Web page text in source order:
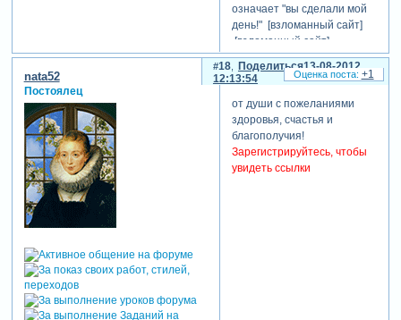
означает "вы сделали мой
день!" [взломанный сайт]
[взломанный сайт]
меня зовут ирина, со мной
можно тоже на ты!!!
))
Поделиться
18
13-08-2012
12:13:54
nata52
Постоялец
от души с пожеланиями
здоровья, счастья и
благополучия!
Зарегистрируйтесь, чтобы
увидеть ссылки
+1